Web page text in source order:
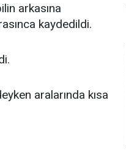
arkasına
kaydedildi.
aralarında kısa